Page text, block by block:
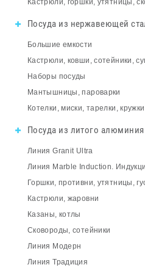
Кастрюли, горшки, утятницы,
Посуда из нержавеющей
Большие емкости
Кастрюли, ковши, сотейники,
Наборы посуды
Мантышницы, пароварки
Котелки, миски, тарелки, кружки
Посуда из литого алюминия
Линия Granit Ultra
Линия Marble Induction.
Горшки, противни, утятницы,
Кастрюли, жаровни
Казаны, котлы
Сковороды, сотейники
Линия Модерн
Линия Традиция